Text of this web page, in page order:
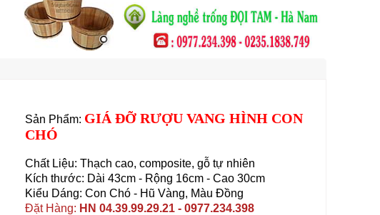
Sản Phẩm: GIÁ ĐỠ RƯỢU VANG HÌNH CON
CHÓ
Chất Liệu: Thạch cao, composite, gỗ tự nhiên
Kích thước: Dài 43cm - Rộng 16cm - Cao 30cm
Kiểu Dáng: Con Chó - Hũ Vàng, Màu Đồng
Đặt Hàng: HN 04.39.99.29.21 - 0977.234.398